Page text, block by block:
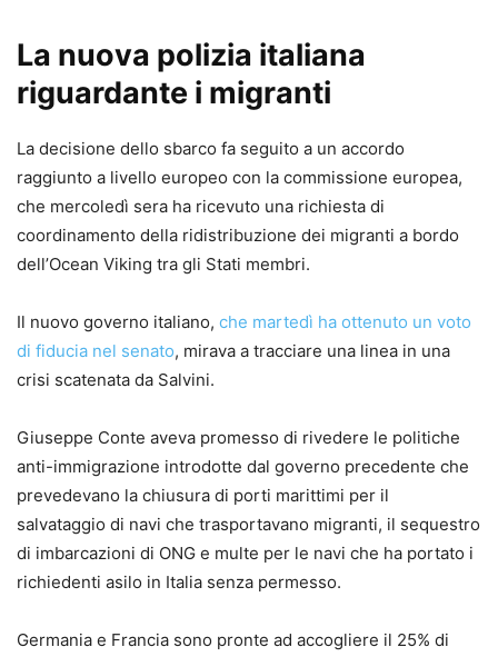
La nuova polizia italiana
riguardante i migranti
La decisione dello sbarco fa seguito a un accordo
raggiunto a livello europeo con la commissione europea,
che mercoledì sera ha ricevuto una richiesta di
coordinamento della ridistribuzione dei migranti a bordo
dell’Ocean Viking tra gli Stati membri.
Il nuovo governo italiano, che martedì ha ottenuto un voto
di fiducia nel senato, mirava a tracciare una linea in una
crisi scatenata da Salvini.
Giuseppe Conte aveva promesso di rivedere le politiche
anti-immigrazione introdotte dal governo precedente che
prevedevano la chiusura di porti marittimi per il
salvataggio di navi che trasportavano migranti, il sequestro
di imbarcazioni di ONG e multe per le navi che ha portato i
richiedenti asilo in Italia senza permesso.
Germania e Francia sono pronte ad accogliere il 25% di